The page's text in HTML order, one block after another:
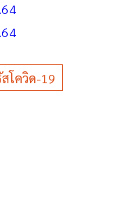
สโควิด-19